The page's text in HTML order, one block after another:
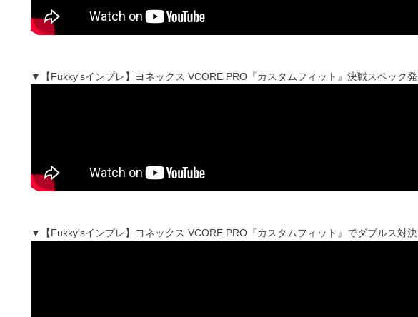
▼【Fukky'sインプレ】ヨネックス VCORE PRO『カスタムフィット』決戦スペック
▼【Fukky'sインプレ】ヨネックス VCORE PRO『カスタムフィット』でダブルス対